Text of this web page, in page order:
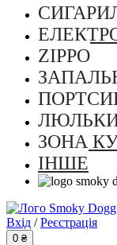
ZIPPO
ЗОНА
ІНШЕ
Вхід / Реєстрація
0 ₴